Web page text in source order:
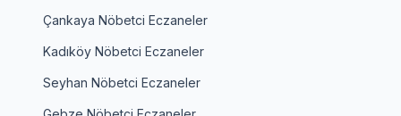
Çankaya Nöbetci Eczaneler
Kadıköy Nöbetci Eczaneler
Seyhan Nöbetci Eczaneler